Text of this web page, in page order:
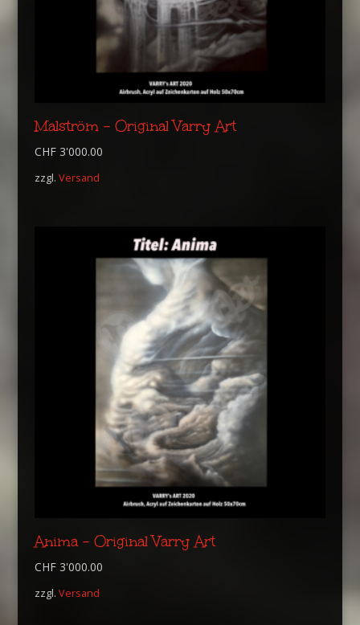
Malström – Original Varry Art
CHF3'000.00
zzgl. Versand
Anima – Original Varry Art
CHF3'000.00
zzgl. Versand